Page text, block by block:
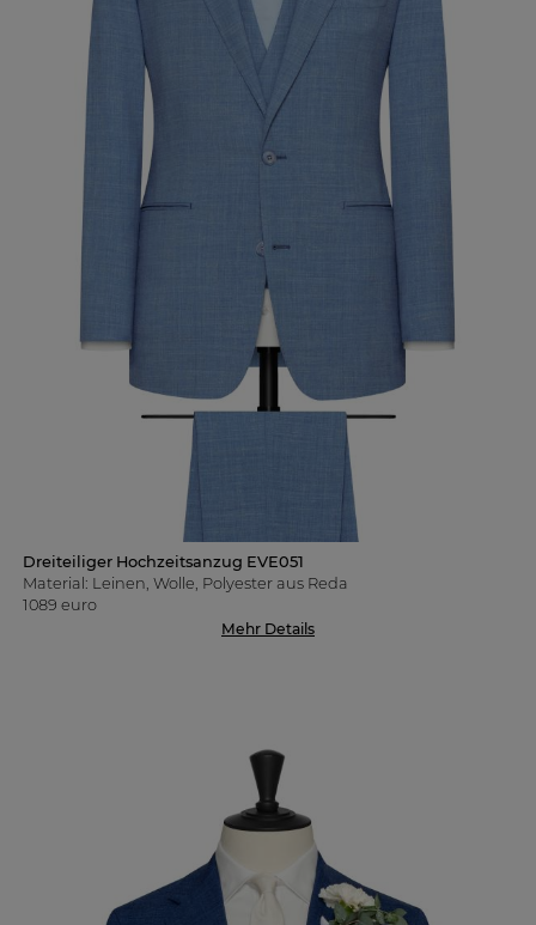
Dreiteiliger Hochzeitsanzug EVE051
Material: Leinen, Wolle, Polyester aus Reda
1089 euro
Mehr Details